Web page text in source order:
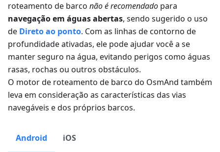
roteamento de barco não é recomendado para
navegação em águas abertas, sendo sugerido o uso
de Direto ao ponto. Com as linhas de contorno de
profundidade ativadas, ele pode ajudar você a se
manter seguro na água, evitando perigos como águas
rasas, rochas ou outros obstáculos.
O motor de roteamento de barco do OsmAnd também
leva em consideração as características das vias
navegáveis e dos próprios barcos.
Android iOS